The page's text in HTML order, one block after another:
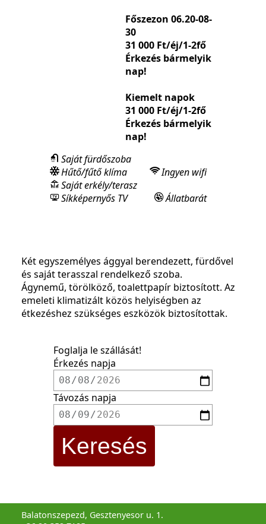
Főszezon 06.20-08-
30
31 000 Ft/éj/1-2fő
Érkezés bármelyik
nap!
Kiemelt napok
31 000 Ft/éj/1-2fő
Érkezés bármelyik
nap!
Saját fürdőszoba
Hűtő/fűtő klíma
Ingyen wifi
Saját erkély/terasz
Síkképernyős TV
Állatbarát
Két egyszemélyes ággyal berendezett, fürdővel
és saját terasszal rendelkező szoba.
Ágynemű, törölköző, toalettpapír biztosított. Az
emeleti klimatizált közös helyiségben az
étkezéshez szükséges eszközök biztosítottak.
Foglalja le szállását!
Érkezés napja
Távozás napja
Balatonszepezd, Gesztenyesor u. 1.